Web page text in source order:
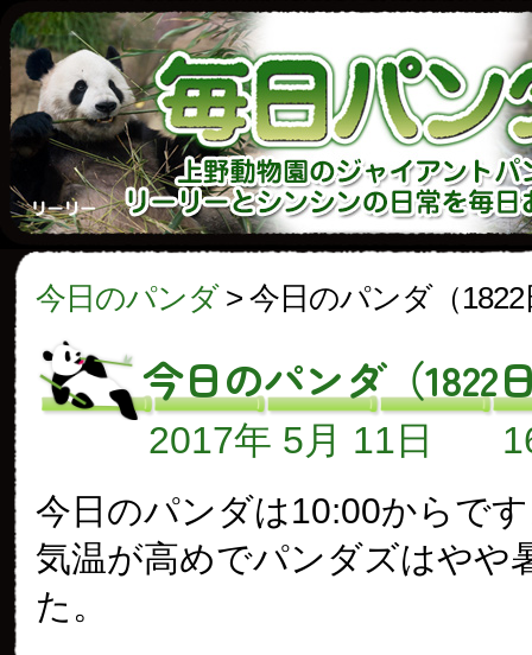
今日のパンダ> 今日のパンダ（1822
今日のパンダ（1822
2017年 5月 11日
今日のパンダは10:00からで
気温が高めでパンダズはやや
た。